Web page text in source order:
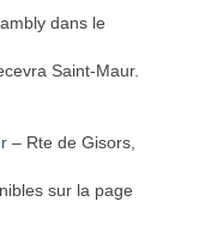
dans le
Saint-Maur.
– Rte de Gisors,
sur la page